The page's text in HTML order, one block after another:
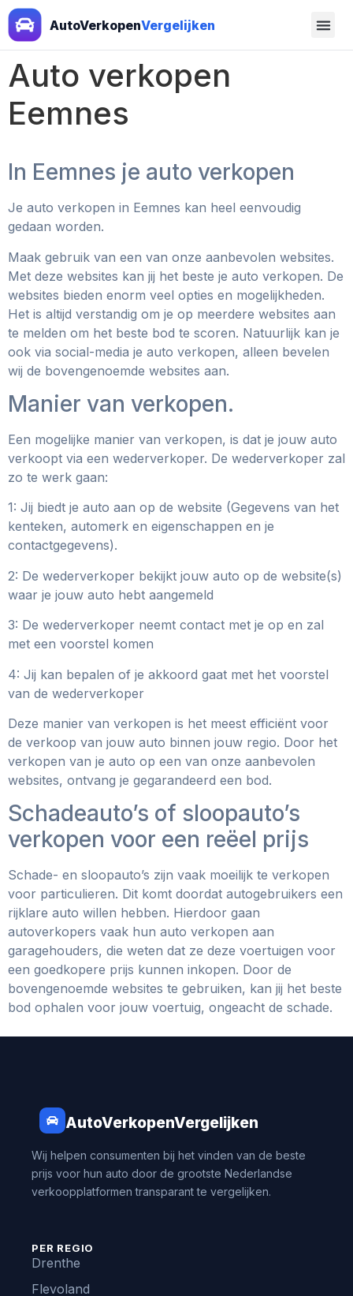
AutoVerkopenVergelijken
Auto verkopen
Eemnes
In Eemnes je auto verkopen
Je auto verkopen in Eemnes kan heel eenvoudig
gedaan worden.
Maak gebruik van een van onze aanbevolen websites.
Met deze websites kan jij het beste je auto verkopen. De
websites bieden enorm veel opties en mogelijkheden.
Het is altijd verstandig om je op meerdere websites aan
te melden om het beste bod te scoren. Natuurlijk kan je
ook via social-media je auto verkopen, alleen bevelen
wij de bovengenoemde websites aan.
Manier van verkopen.
Een mogelijke manier van verkopen, is dat je jouw auto
verkoopt via een wederverkoper. De wederverkoper zal
zo te werk gaan:
1: Jij biedt je auto aan op de website (Gegevens van het
kenteken, automerk en eigenschappen en je
contactgegevens).
2: De wederverkoper bekijkt jouw auto op de website(s)
waar je jouw auto hebt aangemeld
3: De wederverkoper neemt contact met je op en zal
met een voorstel komen
4: Jij kan bepalen of je akkoord gaat met het voorstel
van de wederverkoper
Deze manier van verkopen is het meest efficiënt voor
de verkoop van jouw auto binnen jouw regio. Door het
verkopen van je auto op een van onze aanbevolen
websites, ontvang je gegarandeerd een bod.
Schadeauto’s of sloopauto’s
verkopen voor een reëel prijs
Schade- en sloopauto’s zijn vaak moeilijk te verkopen
voor particulieren. Dit komt doordat autogebruikers een
rijklare auto willen hebben. Hierdoor gaan
autoverkopers vaak hun auto verkopen aan
garagehouders, die weten dat ze deze voertuigen voor
een goedkopere prijs kunnen inkopen. Door de
bovengenoemde websites te gebruiken, kan jij het beste
bod ophalen voor jouw voertuig, ongeacht de schade.
AutoVerkopenVergelijken
Wij helpen consumenten bij het vinden van de beste
prijs voor hun auto door de grootste Nederlandse
verkoopplatformen transparant te vergelijken.
PER REGIO
Drenthe
Flevoland